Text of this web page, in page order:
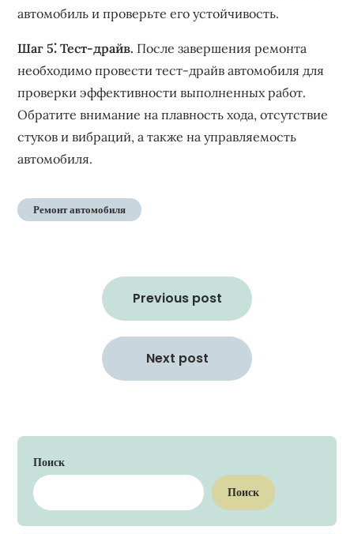
автомобиль и проверьте его устойчивость.
Шаг 5⁚ Тест-драйв. После завершения ремонта
необходимо провести тест-драйв автомобиля для
проверки эффективности выполненных работ.
Обратите внимание на плавность хода‚ отсутствие
стуков и вибраций‚ а также на управляемость
автомобиля.
Ремонт автомобиля
Previous post
Next post
Поиск
Поиск